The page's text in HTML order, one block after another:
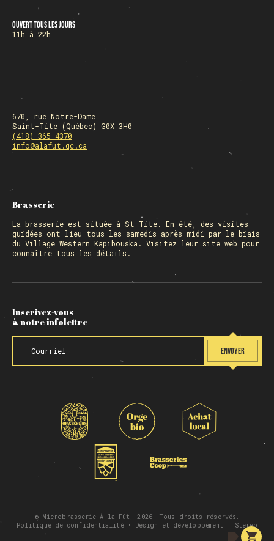
Ouvert tous les jours
11h à 22h
670, rue Notre-Dame
Saint-Tite (Québec) G0X 3H0
(418) 365-4370
info@alafut.qc.ca
Brasserie
La brasserie est située à St-Tite. En été, des visites
guidées ont lieu tous les samedis après-midi par le biais
du Village Western Kapibouska. Visitez leur site web pour
connaître tous les détails.
Inscrivez-vous
à notre infolettre
ENVOYER
© Microbrasserie À la Fût, 2026. Tous droits réservés.
Politique de confidentialité• Design et développement : Stereo
FERMÉ 31 déc. et 01 janvier